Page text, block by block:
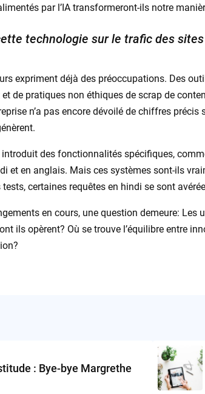
par l’IA transformeront-ils notre
technologie sur le trafic des
expriment déjà des préoccupations. Des
de pratiques non éthiques de scrap de
n’a pas encore dévoilé de chiffres
introduit des fonctionnalités spécifiques,
et en anglais. Mais ces systèmes sont-ils
certaines requêtes en hindi se sont
en cours, une question demeure:
ils opèrent? Où se trouve l’équilibre entre
: Bye-bye Margrethe